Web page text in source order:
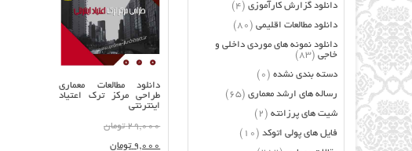
دانلود مطالعات معماری
طراحی مرکز ترک اعتیاد
اینترنتی
29,000 تومانقیمت
9,000 تومانقیمت
دانلود گزارش کارآموزی (4)
دانلود مطالعات اقلیمی (80)
دانلود نمونه های موردی داخلی و
خاجی (83)
دسته بندی نشده (0)
رساله های ارشد معماری (65)
شیت های پرزانته (2)
فایل های پولی اتوکد (10)